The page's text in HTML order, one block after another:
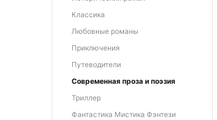
Классика
Любовные романы
Приключения
Путеводители
Современная проза и поэзия
Триллер
Фантастика Мистика Фэнтези